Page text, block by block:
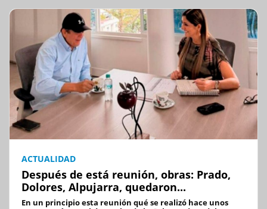
ACTUALIDAD
Después de está reunión, obras: Prado,
Dolores, Alpujarra, quedaron...
En un principio esta reunión qué se realizó hace unos